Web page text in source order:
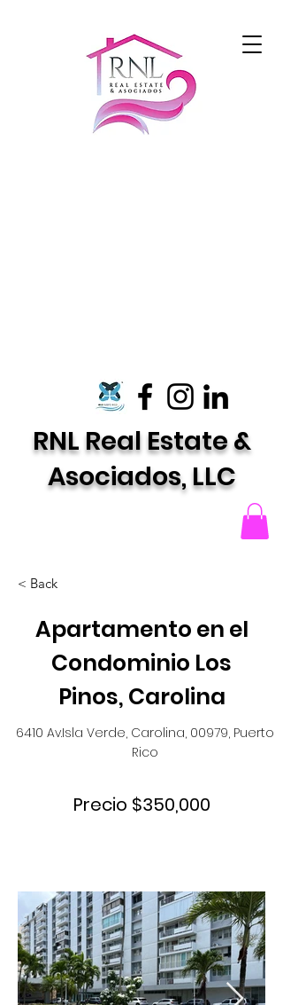
RNL Real Estate &
Asociados, LLC
< Back
Apartamento en el
Condominio Los
Pinos, Carolina
6410 Av.Isla Verde, Carolina, 00979, Puerto
Rico
Precio $350,000